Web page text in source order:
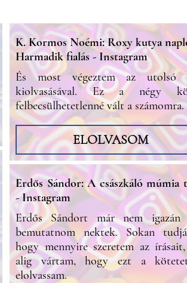
K. Kormos Noémi: Roxy kutya
Harmadik fialás - Instagram
És most végeztem az utolsó
kiolvasásával. Ez a négy
felbecsülhetetlenné vált a számomra.
ELOLVASOM
Erdős Sándor: A császkáló múmia
- Instagram
Erdős Sándort már nem igazán
bemutatnom nektek. Sokan
hogy mennyire szeretem az
alig vártam, hogy ezt a
elolvassam.